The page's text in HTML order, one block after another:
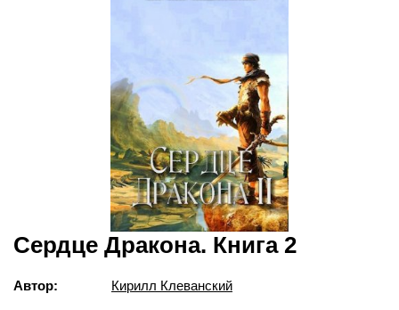
Сердце Дракона. Книга 2
Автор: Кирилл Клеванский